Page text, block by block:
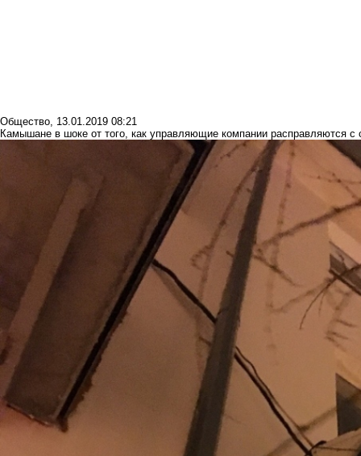
Общество, 13.01.2019 08:21
Камышане в шоке от того, как управляющие компании расправляются